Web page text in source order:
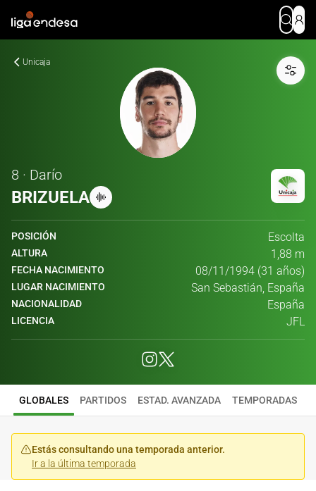
Unicaja
8 · Darío
BRIZUELA
POSICIÓN Escolta
ALTURA 1,88 m
FECHA NACIMIENTO 08/11/1994 (31 años)
LUGAR NACIMIENTO San Sebastián, España
NACIONALIDAD España
LICENCIA JFL
GLOBALES PARTIDOS ESTAD. AVANZADA TEMPORADAS
Estás consultando una temporada anterior.
Ir a la última temporada